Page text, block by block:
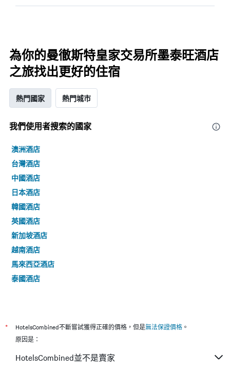
為你的曼徹斯特皇家交易所墨泰旺酒店
之旅找出更好的住宿
熱門國家 熱門城市
我們使用者搜索的國家
澳洲酒店
台灣酒店
中國酒店
日本酒店
韓國酒店
英國酒店
新加坡酒店
越南酒店
馬來西亞酒店
泰國酒店
* HotelsCombined不斷嘗試獲得正確的價格，但是無法保證價格 。
原因是：
HotelsCombined並不是賣家